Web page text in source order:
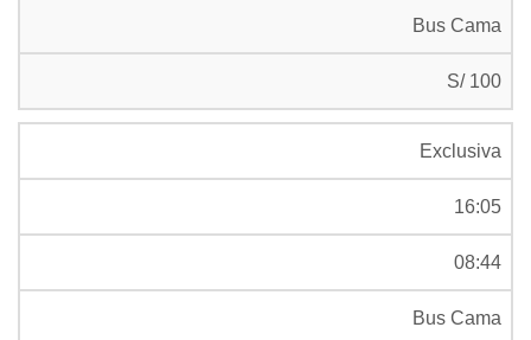
Bus Cama
S/ 100
Exclusiva
16:05
08:44
Bus Cama